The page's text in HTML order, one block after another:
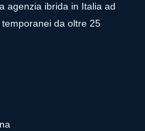
agenzia ibrida in Italia ad
da oltre 25